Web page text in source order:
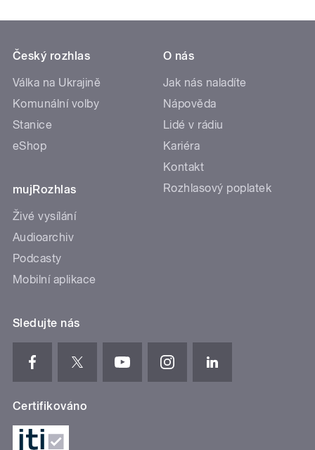
Český rozhlas
Válka na Ukrajině
Komunální volby
Stanice
eShop
mujRozhlas
Živé vysílání
Audioarchiv
Podcasty
Mobilní aplikace
O nás
Jak nás naladíte
Nápověda
Lidé v rádiu
Kariéra
Kontakt
Rozhlasový poplatek
Sledujte nás
Certifikováno